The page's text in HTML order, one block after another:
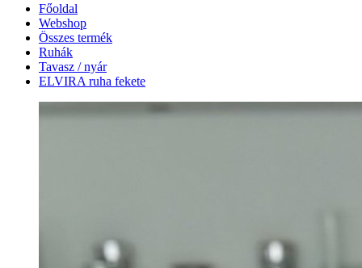
Főoldal
Webshop
Összes termék
Ruhák
Tavasz / nyár
ELVIRA ruha fekete